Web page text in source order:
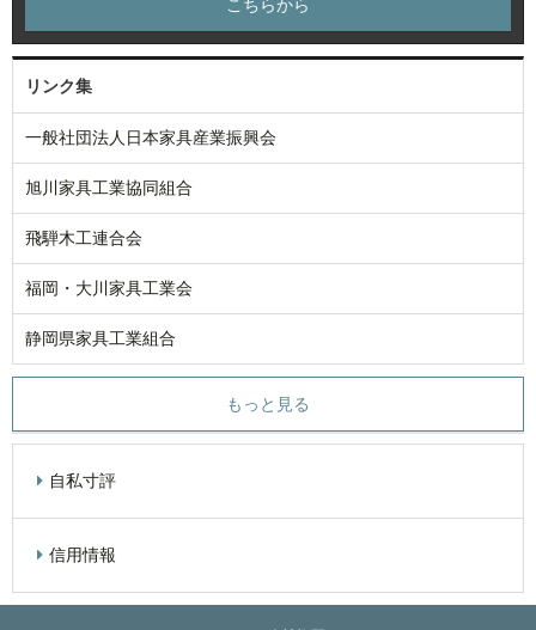
こちらから
リンク集
一般社団法人日本家具産業振興会
旭川家具工業協同組合
飛騨木工連合会
福岡・大川家具工業会
静岡県家具工業組合
もっと見る
自私寸評
信用情報